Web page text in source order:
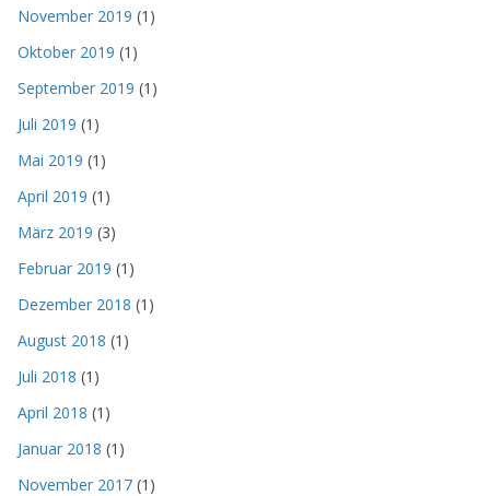
November 2019 (1)
Oktober 2019 (1)
September 2019 (1)
Juli 2019 (1)
Mai 2019 (1)
April 2019 (1)
März 2019 (3)
Februar 2019 (1)
Dezember 2018 (1)
August 2018 (1)
Juli 2018 (1)
April 2018 (1)
Januar 2018 (1)
November 2017 (1)